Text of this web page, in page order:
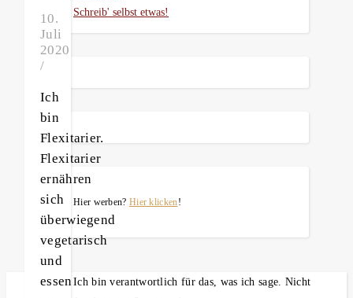
10.
Juli
2020
/
Ich
bin
Flexitarier.
Flexitarier
ernähren
sich
überwiegend
vegetarisch
und
essen
Schreib' selbst etwas!
Hier werben? Hier klicken!
Ich bin verantwortlich für das, was ich sage. Nicht